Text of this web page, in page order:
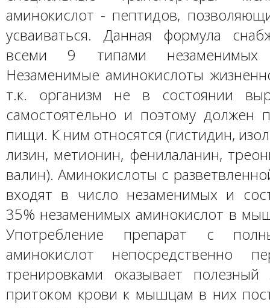
аминокислот - пептидов,
усваиваться. Данная формула
всеми 9 типами незаменимых
Незаменимые аминокислоты
т.к. организм не в состоянии
самостоятельно и поэтому должен
пищи. К ним относятся (гистидин,
лизин, метионин, фенилаланин,
валин). Аминокислоты с
входят в число незаменимых и
35% незаменимых аминокислот в
Употребление препарат с
аминокислот непосредственно
тренировками оказывает
притоком крови к мышцам в них